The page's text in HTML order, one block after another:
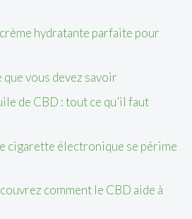
hydratante parfaite pour
que vous devez savoir
de CBD : tout ce qu’il faut
cigarette électronique se périme
comment le CBD aide à